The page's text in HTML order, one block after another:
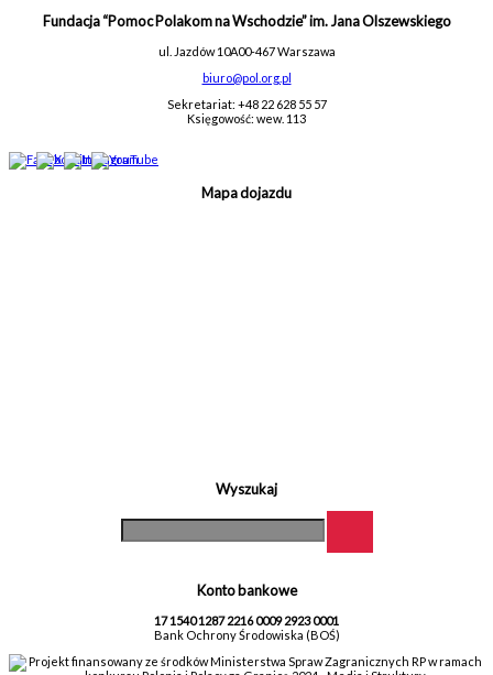
Fundacja “Pomoc Polakom na Wschodzie” im. Jana Olszewskiego
ul. Jazdów 10A00-467 Warszawa
biuro@pol.org.pl
Sekretariat: +48 22 628 55 57
Księgowość: wew. 113
Mapa dojazdu
Wyszukaj
Konto bankowe
17 1540 1287 2216 0009 2923 0001
Bank Ochrony Środowiska (BOŚ)
Projekt finansowany ze środków Ministerstwa Spraw Zagranicznych RP w ramach